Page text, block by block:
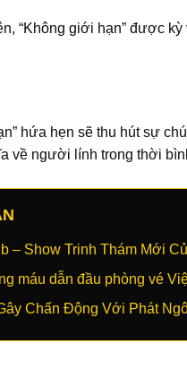
“Không giới hạn” được
hứa hẹn sẽ thu hút sự
về người lính trong thời
– Show Trinh Thám Mới
máu dẫn đầu phòng vé
Chấn Động Với Phát